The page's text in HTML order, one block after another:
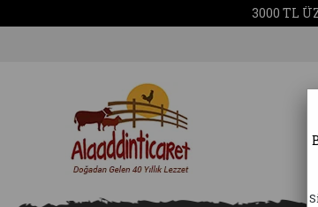
VE CUMARTESİ GÜNLERİ KARGO